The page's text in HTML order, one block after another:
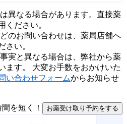
異なる場合があります。直接薬
ください。
のお問い合わせは、薬局店舗へ
さい。
実と異なる場合は、弊社から薬
ます。 大変お手数をおかけいた
い合わせフォームからお知らせ
お薬受け取り予約をする